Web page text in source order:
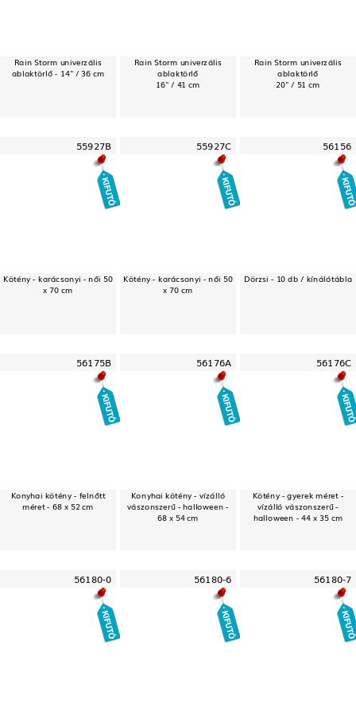
Rain Storm univerzális
ablaktörlő - 14" / 36 cm
Rain Storm univerzális
ablaktörlő
16" / 41 cm
Rain Storm univerzális
ablaktörlő
20" / 51 cm
55927B
Kötény - karácsonyi - női 50
x 70 cm
55927C
Kötény - karácsonyi - női 50
x 70 cm
56156
Dörzsi - 10 db / kínálótábla
56175B
Konyhai kötény - felnőtt
méret - 68 x 52 cm
56176A
Konyhai kötény - vízálló
vászonszerű - halloween -
68 x 54 cm
56176C
Kötény - gyerek méret -
vízálló vászonszerű -
halloween - 44 x 35 cm
56180-0 56180-6 56180-7